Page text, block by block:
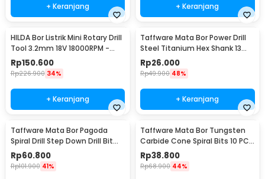
+ Keranjang + Keranjang
HILDA Bor Listrik Mini Rotary Drill
Tool 3.2mm 18V 18000RPM -
JD5202
Rp150.600
Rp226.900 34%
+ Keranjang
Taffware Mata Bor Power Drill
Steel Titanium Hex Shank 13
PCS - SV-VDB13
Rp26.000
Rp49.900 48%
+ Keranjang
Taffware Mata Bor Pagoda
Spiral Drill Step Down Drill Bit
Tipe 2 5 PCS - BIHH463A
Rp60.800
Rp101.900 41%
Taffware Mata Bor Tungsten
Carbide Cone Spiral Bits 10 PCS
- GJ0106
Rp38.800
Rp68.900 44%